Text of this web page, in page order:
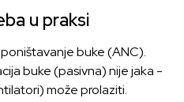
u praksi
buke (ANC).
buke (pasivna) nije jaka -
može prolaziti.